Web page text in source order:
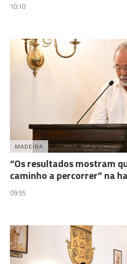
10:10
MADEIRA
“Os resultados mostram
caminho a percorrer” na
09:55